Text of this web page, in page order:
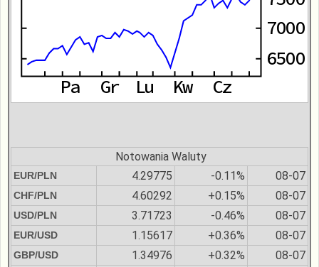
Notowania Waluty
EUR/PLN 4.29775 -0.11% 08-07
CHF/PLN 4.60292 +0.15% 08-07
USD/PLN 3.71723 -0.46% 08-07
EUR/USD 1.15617 +0.36% 08-07
GBP/USD 1.34976 +0.32% 08-07